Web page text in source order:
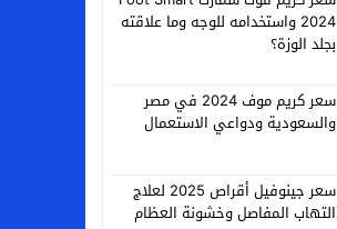
2024 واستخدامه للوجه وما علاقته
بجلد الوزة؟
سعر كريم موف 2024 في مصر
والسعودية ودواعي الاستعمال
سعر جينوفيل أقراص 2025 لعلاج
التهاب المفاصل وخشونة العظام